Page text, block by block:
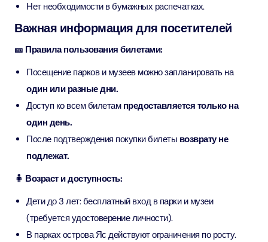
Нет необходимости в бумажных распечатках.
Важная информация для посетителей
🎫 Правила пользования билетами:
Посещение парков и музеев можно запланировать на
один или разные дни.
Доступ ко всем билетам предоставляется только на
один день.
После подтверждения покупки билеты возврату не
подлежат.
🧍 Возраст и доступность:
Дети до 3 лет: бесплатный вход в парки и музеи
(требуется удостоверение личности).
В парках острова Яс действуют ограничения по росту.